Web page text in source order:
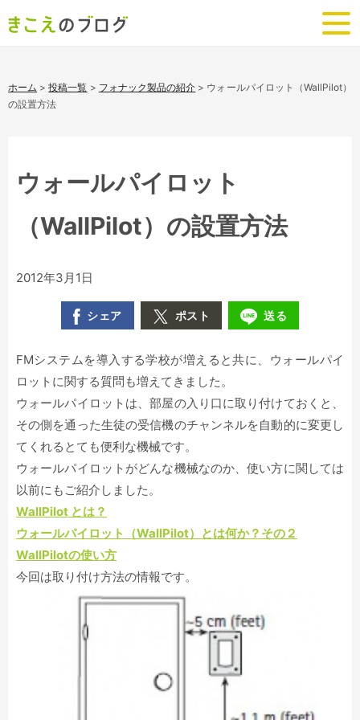
ホーム >投稿一覧 > フォナック製品の紹介 > ウォールパイロット（WallPilot）
の設置方法
ウォールパイロット
（WallPilot）の設置方法
2012年3月1日
シェア ポスト 送る
FMシステムを導入する学校が増えると共に、ウォールパイ
ロットに関する質問も増えてきました。
ウォールパイロットは、部屋の入り口に取り付けておくと、
その側を通った生徒の受信機のチャンネルを自動的に変更し
てくれるとても便利な機械です。
ウォールパイロットがどんな機械なのか、使い方に関しては
以前にもご紹介しました。
WallPilot とは？
ウォールパイロット（WallPilot）とは何か？その２
WallPilotの使い方
今回は取り付け方法の情報です。